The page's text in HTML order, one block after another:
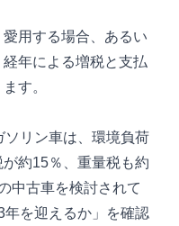
用する場合、あるい
年による増税と支払
す。
リン車は、環境負荷
約15％、重量税も約
中古車を検討されて
を迎えるか」を確認